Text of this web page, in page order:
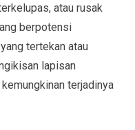
atau rusak
berpotensi
tertekan atau
lapisan
terjadinya